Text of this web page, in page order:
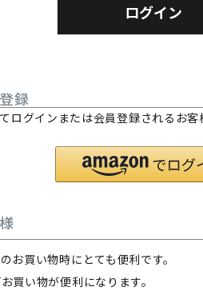
ログイン
録
グインまたは会員登録されるお
お買い物時にとても便利です。
買い物が便利になります。